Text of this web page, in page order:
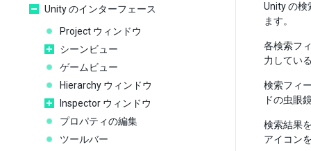
Unity のインターフェース
Project ウィンドウ
シーンビュー
ゲームビュー
Hierarchy ウィンドウ
Inspector ウィンドウ
プロパティの編集
ツールバー
Unity の検
ます。
各検索フ
力してい
検索フィ
ドの虫眼
検索結果
アイコン